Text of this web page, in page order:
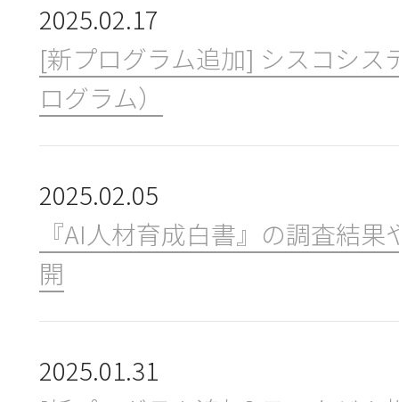
使い方
お問合せ
2025.02.17
[新プログラム追加] シスコシス
ログラム）
2025.02.05
『AI人材育成白書』の調査結
開
2025.01.31